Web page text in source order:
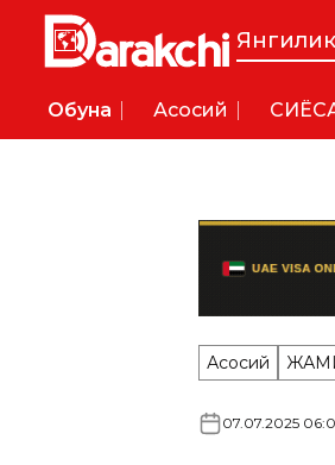
Обуна Асосий
Асосий